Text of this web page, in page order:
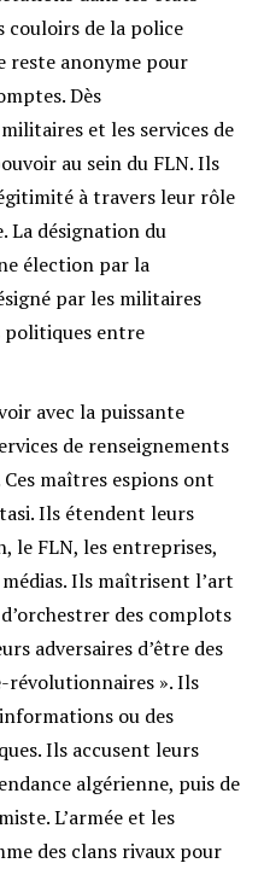
couloirs de la police
reste anonyme pour
Dès
et les services de
au sein du FLN. Ils
à travers leur rôle
La désignation du
élection par la
par les militaires
politiques entre
avec la puissante
de renseignements
maîtres espions ont
Ils étendent leurs
le FLN, les entreprises,
Ils maîtrisent l’art
des complots
adversaires d’être des
révolutionnaires ». Ils
ou des
Ils accusent leurs
algérienne, puis de
L’armée et les
des clans rivaux pour